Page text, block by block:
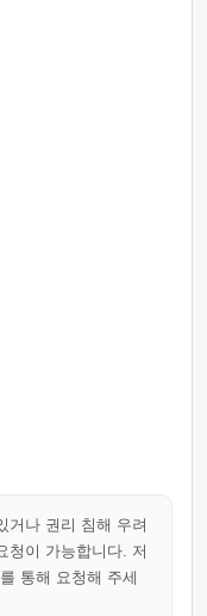
거나 권리 침해 우려
청이 가능합니다. 저
통해 요청해 주세